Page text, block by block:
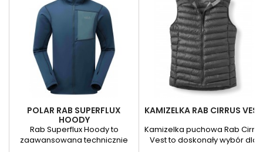
POLAR RAB SUPERFLUX
HOODY
Rab Superflux Hoody to
zaawansowana technicznie
KAMIZELKA RAB CIRRUS VEST
Kamizelka puchowa Rab Cirrus
Vest to doskonały wybór dla